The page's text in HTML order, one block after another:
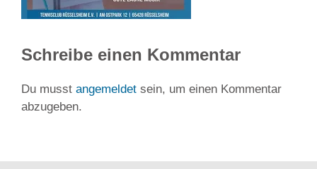
Schreibe einen Kommentar
Du musst angemeldet sein, um einen Kommentar
abzugeben.